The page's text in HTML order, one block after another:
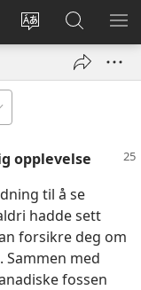
Endre
Logg
inn
vindu)
Søk
på
JW.ORG
VIS
opplevelse
til å se
hadde sett
forsikre deg om
Sammen med
fossen